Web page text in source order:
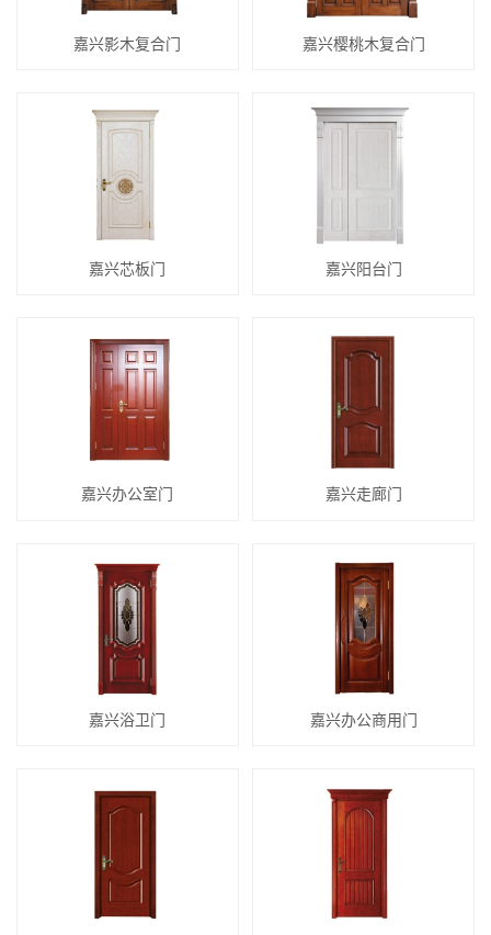
嘉兴影木复合门 嘉兴樱桃木复合门
嘉兴芯板门 嘉兴阳台门
嘉兴办公室门 嘉兴走廊门
嘉兴浴卫门 嘉兴办公商用门